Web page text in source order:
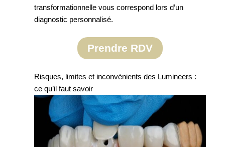
transformationnelle vous correspond lors d’un
diagnostic personnalisé.
Prendre RDV
Risques, limites et inconvénients des Lumineers :
ce qu’il faut savoir